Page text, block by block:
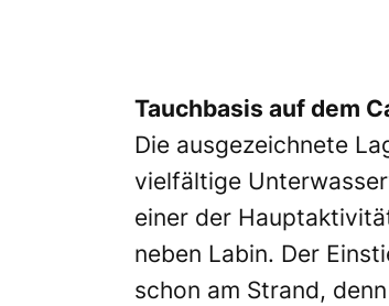
Tauchbasis auf dem
Die ausgezeichnete
vielfältige
einer der
neben Labin. Der
schon am Strand,